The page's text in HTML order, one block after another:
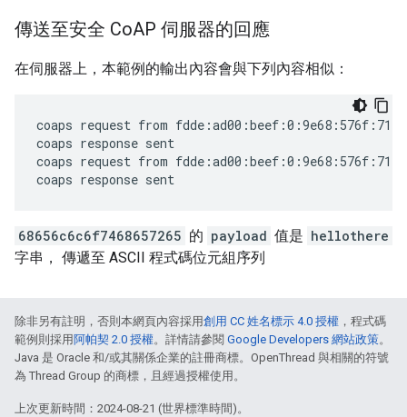
傳送至安全 CoAP 伺服器的回應
在伺服器上，本範例的輸出內容會與下列內容相似：
coaps request from
coaps response sent
coaps request from
68656c6c6f7468657265 的 payload 值是 hellothere
字串， 傳遞至 ASCII 程式碼位元組序列
除非另有註明，否則本網頁內容採用創用 CC 姓名標示 4.0 授權 ，程式碼
範例則採用 阿帕契 2.0 授權。詳情請參閱 Google Developers 網站政策。
Java 是 Oracle 和/或其關係企業的註冊商標。OpenThread 與相關的符號
為 Thread Group 的商標，且經過授權使用。
上次更新時間：2024-08-21 (世界標準時間)。